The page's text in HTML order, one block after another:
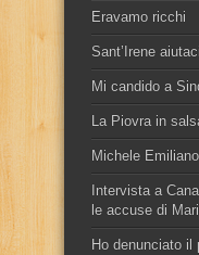
Eravamo ricchi
Sant’Irene
Mi candido a
La Piovra in
Michele
Intervista a
le accuse di
Ho denunciato il